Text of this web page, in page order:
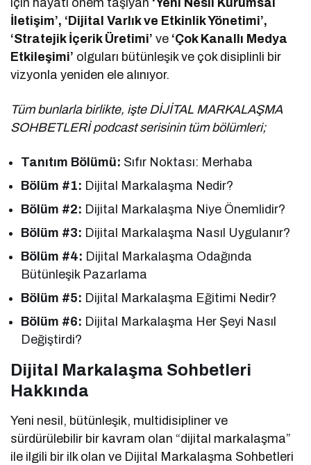
için hayati önem taşıyan ‘Yeni Nesil Kurumsal
İletişim’, ‘Dijital Varlık ve Etkinlik Yönetimi’,
‘Stratejik İçerik Üretimi’ve ‘Çok Kanallı Medya
Etkileşimi’ olguları bütünleşik ve çok disiplinli bir
vizyonla yeniden ele alınıyor.
Tüm bunlarla birlikte, işte DİJİTAL MARKALAŞMA
SOHBETLERİ podcast serisinin tüm bölümleri;
Tanıtım Bölümü: Sıfır Noktası: Merhaba
Bölüm #1: Dijital Markalaşma Nedir?
Bölüm #2: Dijital Markalaşma Niye Önemlidir?
Bölüm #3: Dijital Markalaşma Nasıl Uygulanır?
Bölüm #4: Dijital Markalaşma Odağında
Bütünleşik Pazarlama
Bölüm #5: Dijital Markalaşma Eğitimi Nedir?
Bölüm #6: Dijital Markalaşma Her Şeyi Nasıl
Değiştirdi?
Dijital Markalaşma Sohbetleri
Hakkında
Yeni nesil, bütünleşik, multidisipliner ve
sürdürülebilir bir kavram olan “dijital markalaşma”
ile ilgili bir ilk olan ve Dijital Markalaşma Sohbetleri